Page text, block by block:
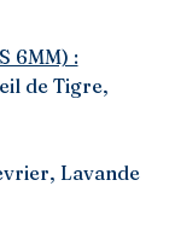
6MM) :
de Tigre,
Lavande